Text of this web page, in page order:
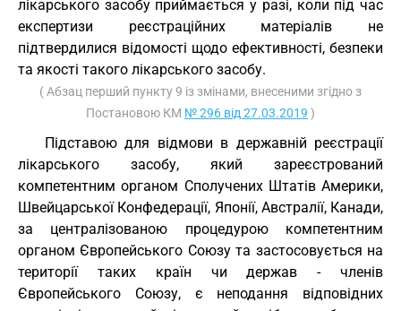
лікарського засобу приймається у разі, коли під час
експертизи реєстраційних матеріалів не
підтвердилися відомості щодо ефективності, безпеки
та якості такого лікарського засобу.
( Абзац перший пункту 9 із змінами, внесеними згідно з
Постановою КМ № 296 від 27.03.2019 )
Підставою для відмови в державній реєстрації
лікарського засобу, який зареєстрований
компетентним органом Сполучених Штатів Америки,
Швейцарської Конфедерації, Японії, Австралії, Канади,
за централізованою процедурою компетентним
органом Європейського Союзу та застосовується на
території таких країн чи держав - членів
Європейського Союзу, є неподання відповідних